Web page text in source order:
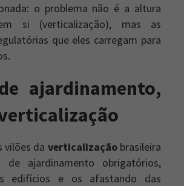
o problema não é a altura
si (verticalização), mas as
que eles carregam para
ajardinamento,
vilões da verticalizaçãobrasileira
ajardinamento obrigatórios,
edifícios e os afastando das